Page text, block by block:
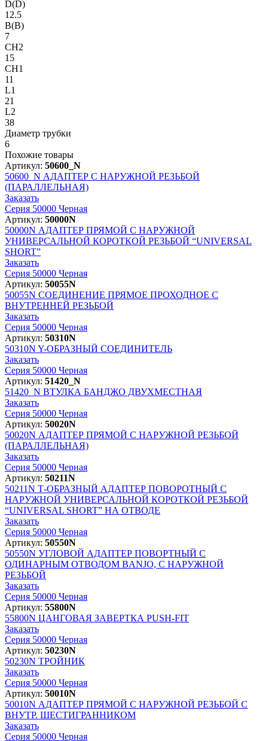
D(D)
12.5
B(B)
7
CH2
15
CH1
11
L1
21
L2
38
Диаметр трубки
6
Похожие товары
Артикул: 50600_N
50600_N АДАПТЕР С НАРУЖНОЙ РЕЗЬБОЙ
(ПАРАЛЛЕЛЬНАЯ)
Заказать
Серия 50000 Черная
Артикул: 50000N
50000N АДАПТЕР ПРЯМОЙ С НАРУЖНОЙ
УНИВЕРСАЛЬНОЙ КОРОТКОЙ РЕЗЬБОЙ “UNIVERSAL
SHORT”
Заказать
Серия 50000 Черная
Артикул: 50055N
50055N СОЕДИНЕНИЕ ПРЯМОЕ ПРОХОДНОЕ С
ВНУТРЕННЕЙ РЕЗЬБОЙ
Заказать
Серия 50000 Черная
Артикул: 50310N
50310N Y-ОБРАЗНЫЙ СОЕДИНИТЕЛЬ
Заказать
Серия 50000 Черная
Артикул: 51420_N
51420_N ВТУЛКА БАНДЖО ДВУХМЕСТНАЯ
Заказать
Серия 50000 Черная
Артикул: 50020N
50020N АДАПТЕР ПРЯМОЙ С НАРУЖНОЙ РЕЗЬБОЙ
(ПАРАЛЛЕЛЬНАЯ)
Заказать
Серия 50000 Черная
Артикул: 50211N
50211N Т-ОБРАЗНЫЙ АДАПТЕР ПОВОРОТНЫЙ С
НАРУЖНОЙ УНИВЕРСАЛЬНОЙ КОРОТКОЙ РЕЗЬБОЙ
“UNIVERSAL SHORT” НА ОТВОДЕ
Заказать
Серия 50000 Черная
Артикул: 50550N
50550N УГЛОВОЙ АДАПТЕР ПОВОРТНЫЙ С
ОДИНАРНЫМ ОТВОДОМ BANJO, С НАРУЖНОЙ
РЕЗЬБОЙ
Заказать
Серия 50000 Черная
Артикул: 55800N
55800N ЦАНГОВАЯ ЗАВЕРТКА PUSH-FIT
Заказать
Серия 50000 Черная
Артикул: 50230N
50230N ТРОЙНИК
Заказать
Серия 50000 Черная
Артикул: 50010N
50010N АДАПТЕР ПРЯМОЙ С НАРУЖНОЙ РЕЗЬБОЙ С
ВНУТР. ШЕСТИГРАННИКОМ
Заказать
Серия 50000 Черная